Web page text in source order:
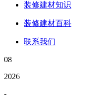
装修建材知识
装修建材百科
联系我们
08
2026
-